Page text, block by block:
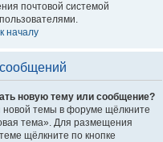
почтовой системой
началу
новую тему или сообщение?
новой темы в форуме щёлкните
тема». Для размещения
щёлкните по кнопке